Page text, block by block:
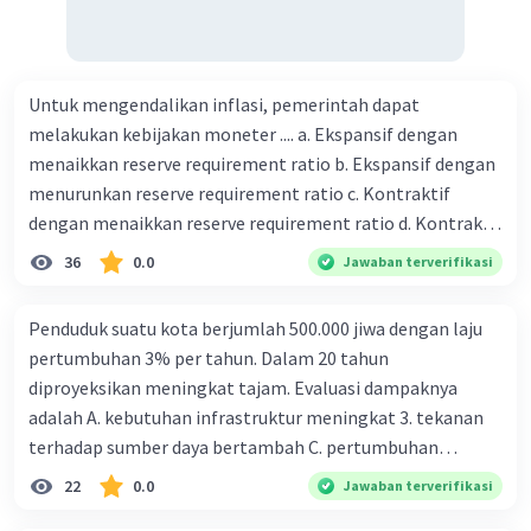
Untuk mengendalikan inflasi, pemerintah dapat
melakukan kebijakan moneter .... a. Ekspansif dengan
menaikkan reserve requirement ratio b. Ekspansif dengan
menurunkan reserve requirement ratio c. Kontraktif
dengan menaikkan reserve requirement ratio d. Kontraktif
dengan menurunkan reserve requirement ratio e.
Ekspansif dengan menaikkan tingkat diskonto Bila Bank
ceteris paribus maka .... a. Menimbulkan inflasi di mana
bentuk kurva jumlah uang beredar (penawaran uang) naik
dari kiri bawah ke kanan atas b. Menimbulkan deflasi di
mana bentuk kurva jumlah uang beredar (penawaran
uang) naik dari kiri bawah ke kanan atas c. Tingkat bunga
meningkat di mana bentuk kurva jumlah uang beredar
36 0.0 Jawaban terverifikasi
Penduduk suatu kota berjumlah 500.000 jiwa dengan laju
pertumbuhan 3% per tahun. Dalam 20 tahun
diproyeksikan meningkat tajam. Evaluasi dampaknya
adalah A. kebutuhan infrastruktur meningkat 3. tekanan
terhadap sumber daya bertambah C. pertumbuhan
eksponensial berdampak jangka panjang D. tidak
memengaruhi tata ruang E. proyeksi penduduk penting
22 0.0 Jawaban terverifikasi